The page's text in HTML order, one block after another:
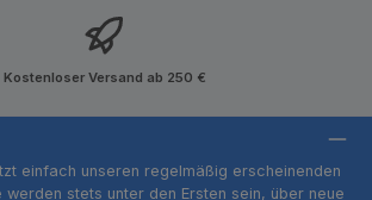
Kostenloser Versand ab 250 €
einfach unseren regelmäßig erscheinenden
werden stets unter den Ersten sein, über neue